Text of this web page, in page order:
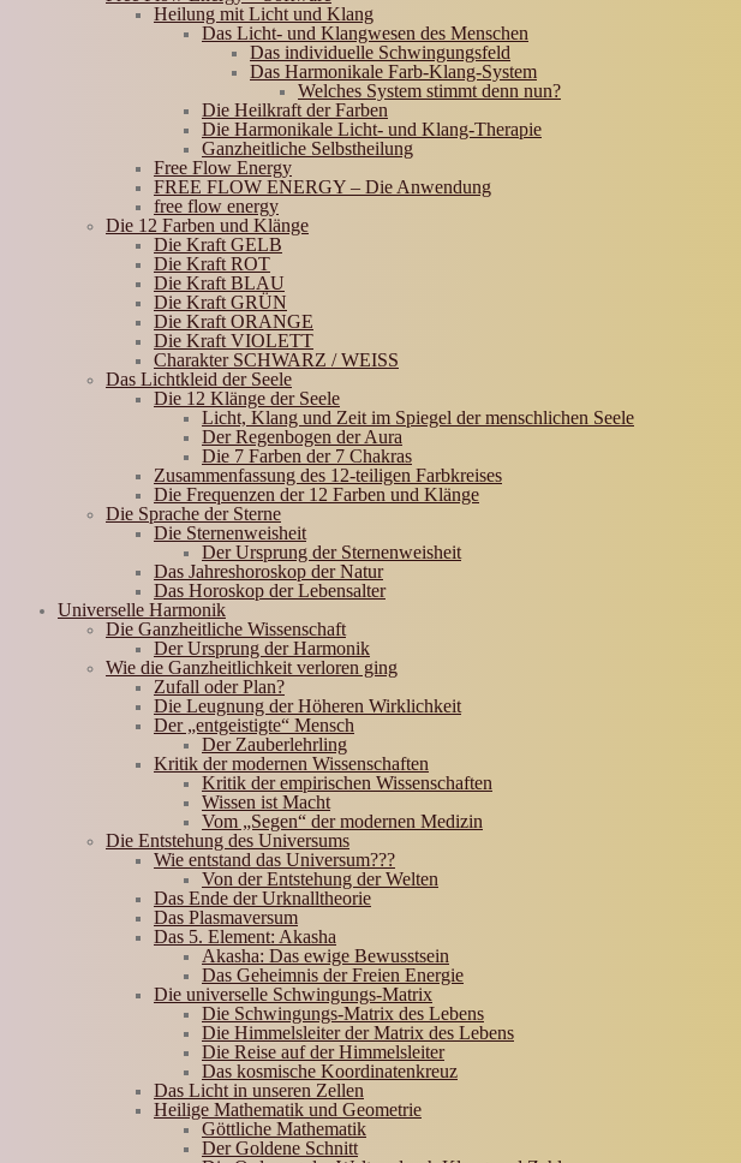
Heilung mit Licht und Klang
Das Licht- und Klangwesen des Menschen
Das individuelle Schwingungsfeld
Das Harmonikale Farb-Klang-System
Welches System stimmt denn nun?
Die Heilkraft der Farben
Die Harmonikale Licht- und Klang-Therapie
Ganzheitliche Selbstheilung
Free Flow Energy
FREE FLOW ENERGY – Die Anwendung
free flow energy
Die 12 Farben und Klänge
Die Kraft GELB
Die Kraft ROT
Die Kraft BLAU
Die Kraft GRÜN
Die Kraft ORANGE
Die Kraft VIOLETT
Charakter SCHWARZ / WEISS
Das Lichtkleid der Seele
Die 12 Klänge der Seele
Licht, Klang und Zeit im Spiegel der menschlichen Seele
Der Regenbogen der Aura
Die 7 Farben der 7 Chakras
Zusammenfassung des 12-teiligen Farbkreises
Die Frequenzen der 12 Farben und Klänge
Die Sprache der Sterne
Die Sternenweisheit
Der Ursprung der Sternenweisheit
Das Jahreshoroskop der Natur
Das Horoskop der Lebensalter
Universelle Harmonik
Die Ganzheitliche Wissenschaft
Der Ursprung der Harmonik
Wie die Ganzheitlichkeit verloren ging
Zufall oder Plan?
Die Leugnung der Höheren Wirklichkeit
Der „entgeistigte“ Mensch
Der Zauberlehrling
Kritik der modernen Wissenschaften
Kritik der empirischen Wissenschaften
Wissen ist Macht
Vom „Segen“ der modernen Medizin
Die Entstehung des Universums
Wie entstand das Universum???
Von der Entstehung der Welten
Das Ende der Urknalltheorie
Das Plasmaversum
Das 5. Element: Akasha
Akasha: Das ewige Bewusstsein
Das Geheimnis der Freien Energie
Die universelle Schwingungs-Matrix
Die Schwingungs-Matrix des Lebens
Die Himmelsleiter der Matrix des Lebens
Die Reise auf der Himmelsleiter
Das kosmische Koordinatenkreuz
Das Licht in unseren Zellen
Heilige Mathematik und Geometrie
Göttliche Mathematik
Der Goldene Schnitt